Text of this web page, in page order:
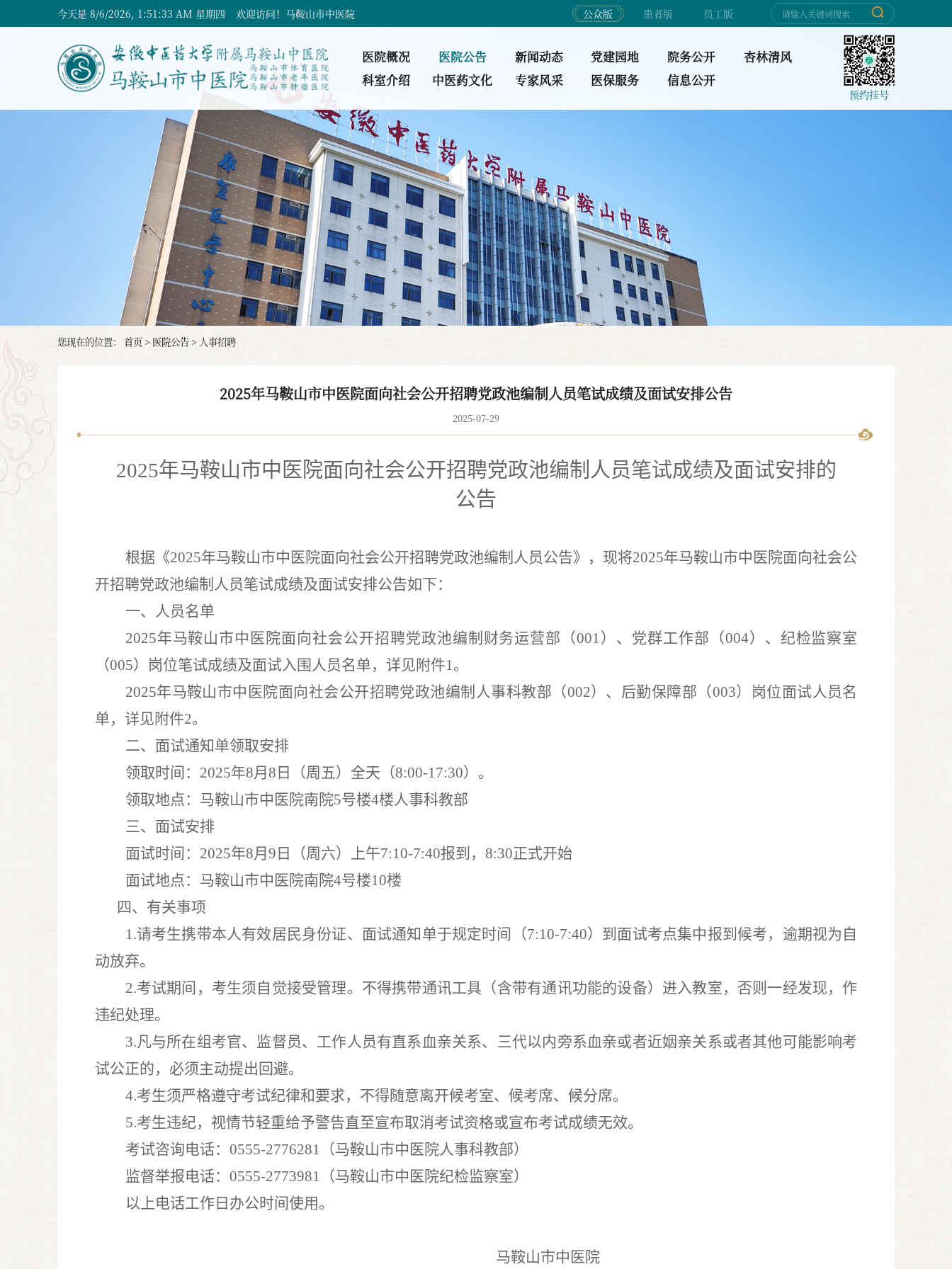
今天是 8/6/2026, 1:51:34 AM 星期四 欢迎访问！马鞍山市中医院 公众版 患者版 员工版
医院概况 医院公告 新闻动态 党建园地 院务公开
杏林清风
科室介绍
中医药文化 专家风采 医保服务 信息公开
预约挂号
您现在的位置： 首页> 医院公告> 人事招聘
2025年马鞍山市中医院面向社会公开招聘党政池编制人员笔试成绩及面试安排公告
2025-07-29
2025年马鞍山市中医院面向社会公开招聘党政池编制人员笔试成绩及面试安排的
公告
根据 《2025年马鞍山市中医院面向社会公开招聘党政池编制人员公告》 ，现将2025年马鞍山市中医院面向社会公
开招聘党政池编制人员笔试成绩及面试安排公告如下：
一、人员名单
2025年马鞍山市中医院面向社会公开招聘党政池编制 财务运营部（001 ）、党群工作部（004）、纪检监察室
（005） 岗位笔试成绩及面试入围人员名单，详见附件1。
2025年马鞍山市中医院面向社会公开招聘党政池编制 人事科教部（002）、后勤保障部（003） 岗位面试人员名
单，详见附件2。
二、 面试通知单领取安排
领取时间： 2025年8月 8 日（周五）全天（8:00-17:30）。
领取地点：马鞍山市中医院南院5号楼4楼人事科教部
三、 面试安排
面试时间： 2025年8月 9 日 （周 六）上午7:10-7:40报到 ， 8:30正式开始
面试地点： 马鞍山市中医院南院4号楼10楼
四、有关事项
1.请考生携带本人有效居民身份证、面试通知单于规定时间 （7:10-7:40） 到面试考点集中报到候考，逾期视为自
动放弃。
2.考试期间，考生须自觉接受管理。不得携带通讯工具（含带有通讯功能的设备）进入教室，否则一经发现，作
违纪处理。
3.凡与所在组考官、监督员、工作人员有直系血亲关系、三代以内旁系血亲或者近姻亲关系或者其他可能影响考
试公正的，必须主动提出回避。
4.考生须严格遵守考试纪律和要求，不得随意离开候考室、候考席、候分席。
5.考生违纪，视情节轻重给予警告直至宣布取消考试资格或宣布考试成绩无效。
考试咨询电话： 0555-2776281 （马鞍山市中医院人事科教部）
监督举报电话： 0555-2773981 （马鞍山市中医院纪检监察室）
以上电话工作日办公时间使用 。
马鞍山市中医院